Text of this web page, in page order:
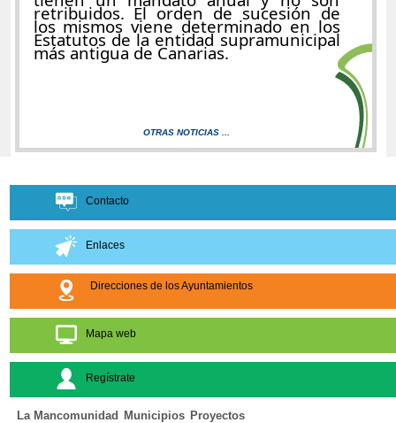
retribuidos. El orden de sucesión de
los mismos viene determinado en los
Estatutos de la entidad supramunicipal
más antigua de Canarias.
OTRAS NOTICIAS ...
Contacto
Enlaces
Direcciones de los Ayuntamientos
Mapa web
Regístrate
La Mancomunidad Municipios Proyectos